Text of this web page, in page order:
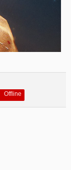
Offline